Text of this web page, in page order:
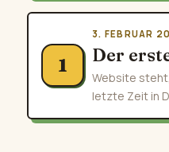
1
3. FEBRUAR
Der
Website
letzte Zeit in